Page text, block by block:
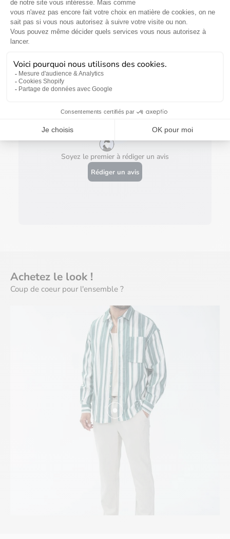
Avis des clients
0 Avis 0 Des questions
Soyez le premier à rédiger un avis
Rédiger un avis
AFFICHER LES PRODUITS
Achetez le look !
Coup de coeur pour l'ensemble ?